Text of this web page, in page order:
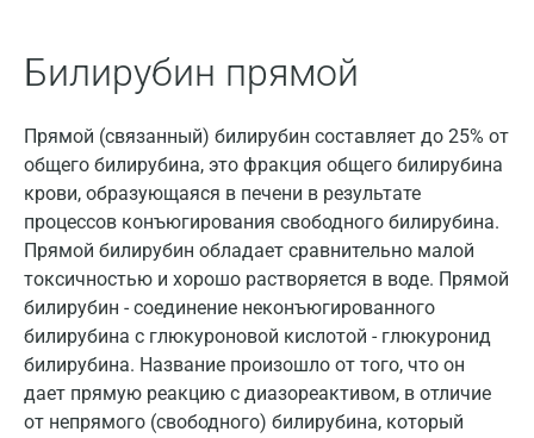
Билирубин прямой
Прямой (связанный) билирубин составляет до 25% от
общего билирубина, это фракция общего билирубина
крови, образующаяся в печени в результате
процессов конъюгирования свободного билирубина.
Прямой билирубин обладает сравнительно малой
токсичностью и хорошо растворяется в воде. Прямой
билирубин - соединение неконъюгированного
билирубина с глюкуроновой кислотой - глюкуронид
билирубина. Название произошло от того, что он
дает прямую реакцию с диазореактивом, в отличие
от непрямого (свободного) билирубина, который
Дзержинск
Дзержинский
Дмитров
Долгопрудный
Домодедово
Екатеринбург
Жуковский
Звенигород